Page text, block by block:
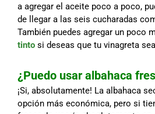
a agregar el aceite poco a poco,
de llegar a las seis cucharadas
También puedes agregar un poco
tinto si deseas que tu vinagreta
¿Puedo usar albahaca
¡Si, absolutamente! La albahaca
opción más económica, pero si